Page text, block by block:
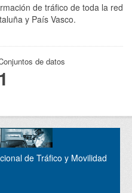
de tráfico de toda la red
y País Vasco.
de datos
1
de Tráfico y Movilidad